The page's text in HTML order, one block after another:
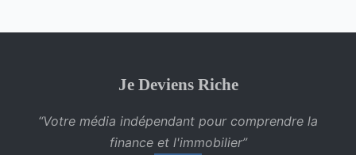
Je Deviens Riche
“Votre média indépendant pour comprendre la
finance et l'immobilier”